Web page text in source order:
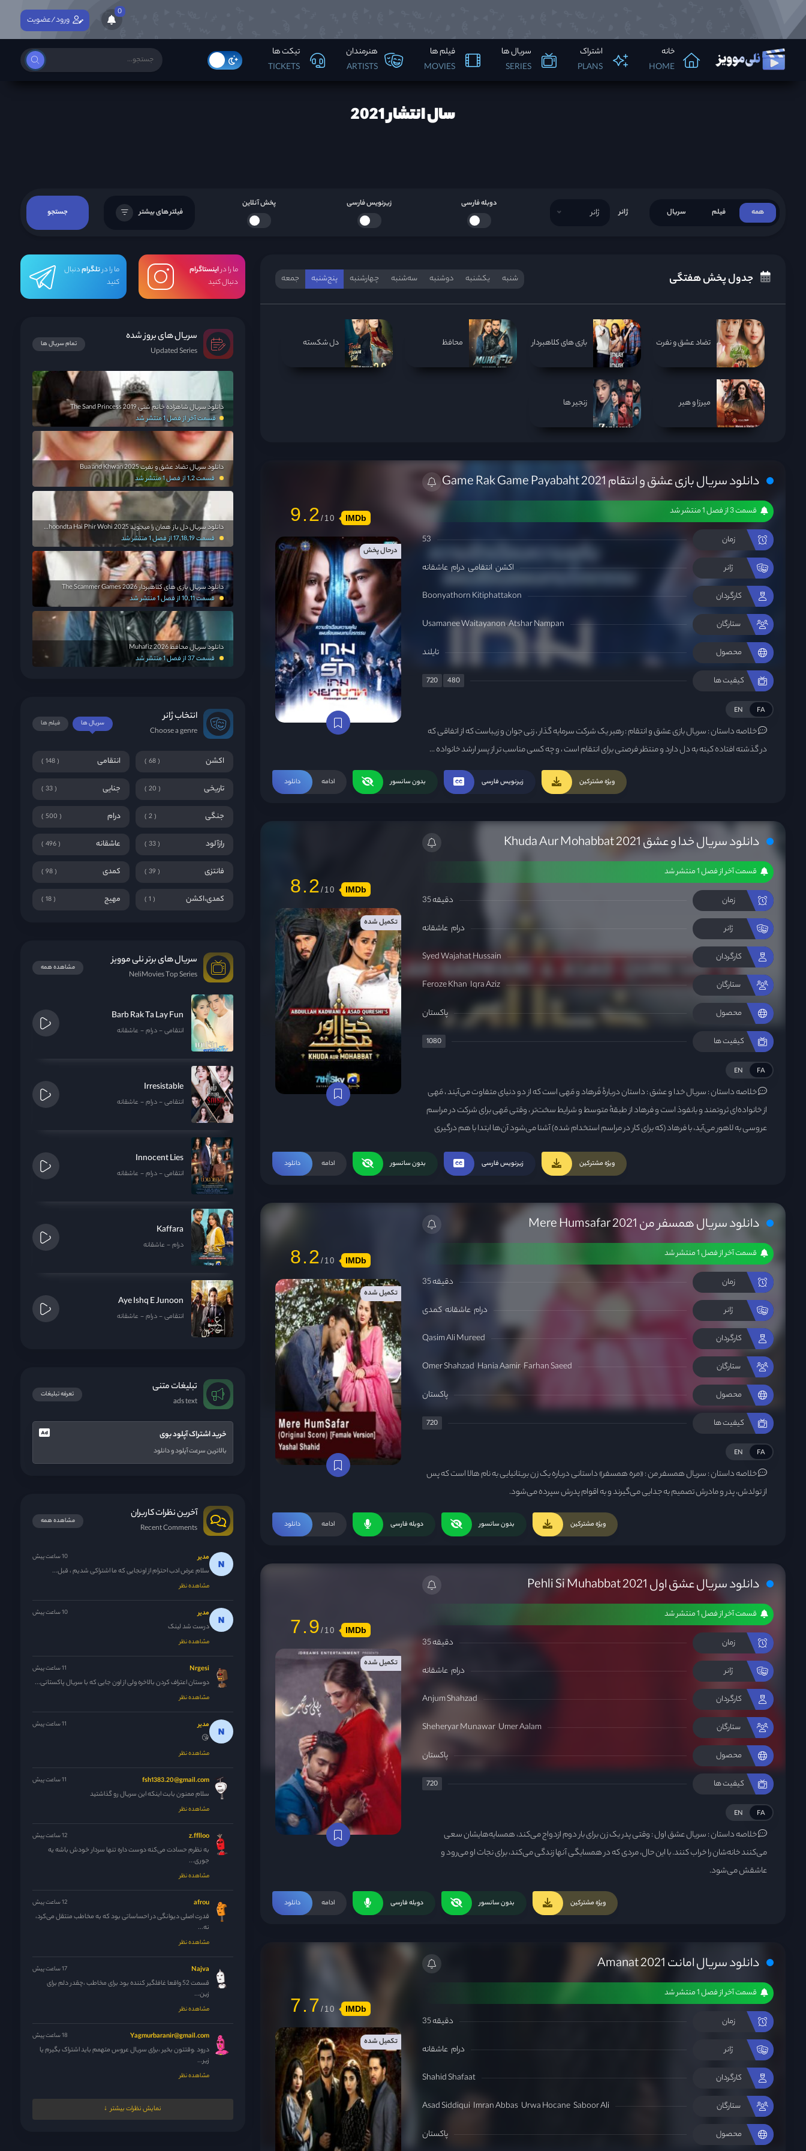
0
خانه
HOME
اشتراک
PLANS
سریال ها
SERIES
فیلم ها
MOVIES
هنرمندان
ARTISTS
تیکت ها
TICKETS
ورود/عضویت
سال انتشار 2021
همه فیلم سریال ژانر ژانر
دوبله فارسی زیرنویس فارسی پخش آنلاین
فیلتر های بیشتر جستجو
جدول پخش هفتگی شنبه یکشنبه دوشنبه سه‌‌شنبه چهارشنبه پنج‌شنبه جمعه
تضاد عشق و نفرت بازی های کلاهبردار محافظ دل شکسته
میرزا و هیر زنجیر ها
دانلود سریال بازی عشق و انتقام Game Rak Game Payabaht 2021
قسمت 3 از فصل 1 منتشر شد
زمان 53
ژانر اکشن انتقامی درام عاشقانه
کارگردان Boonyathorn Kitiphattakon
ستارگان Usamanee Waitayanon Atshar Nampan
محصول تایلند
کیفیت ها 720 480
FA
EN
خلاصه داستان :سریال بازی عشق و انتقام : رهبر یک شرکت سرمایه گذار ، زنی جوان و زیباست که از اتفاقی که
در گذشته افتاده کینه به دل دارد و منتظر فرصتی برای انتقام است ، و چه کسی مناسب تر از پسر ارشد خانواده ...
ادامه دانلود ویژه مشترکین زیرنویس فارسی بدون سانسور
9.2 IMDb
درحال پخش
دانلود سریال خدا و عشق Khuda Aur Mohabbat 2021
قسمت آخر از فصل 1 منتشر شد
زمان 35 دقیقه
ژانر درام عاشقانه
کارگردان Syed Wajahat Hussain
ستارگان Feroze Khan Iqra Aziz
محصول پاکستان
کیفیت ها 1080
FA
EN
خلاصه داستان :سریال خدا و عشق : داستان دربارهٔ فَرهاد و مَهی است که از دو دنیای متفاوت می‌آیند ، مَهی
از خانواده‌ای ثروتمند و بانفوذ است و فرهاد از طبقهٔ متوسط و شرایط سخت‌تر ، وقتی مَهی برای شرکت در مراسم
عروسی به لاهور می‌آید، با فرهاد (که برای کار در مراسم استخدام شده) آشنا می‌شود آن‌ها ابتدا با هم درگیری
او را تنها به عنوان دوست می‌بیند اما فرهاد برای نزدیک شدن به مَهی، راه‌ های دیگری انتخاب میکند که ...
ادامه دانلود ویژه مشترکین زیرنویس فارسی بدون سانسور
8.2 IMDb
تکمیل شده
دانلود سریال همسفر من Mere Humsafar 2021
قسمت آخر از فصل 1 منتشر شد
زمان 35 دقیقه
ژانر درام عاشقانه کمدی
کارگردان Qasim Ali Mureed
ستارگان Omer Shahzad Hania Aamir Farhan Saeed
محصول پاکستان
کیفیت ها 720
FA
EN
خلاصه داستان :سریال همسفر من : «مره همسفر» داستانی درباره یک زن بریتانیایی به نام هالا است که پس
از تولدش، پدر و مادرش تصمیم به جدایی می‌گیرند و به اقوام پدرش سپرده می‌شود.
ادامه دانلود ویژه مشترکین بدون سانسور دوبله فارسی
8.2 IMDb
تکمیل شده
دانلود سریال عشق اول Pehli Si Muhabbat 2021
قسمت آخر از فصل 1 منتشر شد
زمان 35 دقیقه
ژانر درام عاشقانه
کارگردان Anjum Shahzad
ستارگان Sheheryar Munawar Umer Aalam
محصول پاکستان
کیفیت ها 720
FA
EN
خلاصه داستان :سریال عشق اول : وقتی پدر یک زن برای بار دوم ازدواج می‌کند، همسایه‌هایشان سعی
می‌کنند خانه‌شان را خراب کنند. با این حال، مردی که در همسایگی آنها زندگی می‌کند، برای نجات او می‌رود و
عاشقش می‌شود.
ادامه دانلود ویژه مشترکین بدون سانسور دوبله فارسی
7.9 IMDb
تکمیل شده
دانلود سریال امانت Amanat 2021
قسمت آخر از فصل 1 منتشر شد
زمان 35 دقیقه
ژانر درام عاشقانه
کارگردان Shahid Shafaat
ستارگان Asad Siddiqui Imran Abbas Urwa Hocane Saboor Ali
محصول پاکستان
7.7 IMDb
تکمیل شده
ما را دراینستاگرام
دنبال کنید
ما را درتلگرامدنبال
کنید
سریال های بروز شده
Updated Series
تمام سریال ها
دانلود سریال شاهزاده خانم شنی The Sand Princess 2019
قسمت آخر از فصل 1 منتشر شد
دانلود سریال تضاد عشق و نفرت Bua and Khwan 2025
قسمت 1,2 از فصل 1 منتشر شد
دانلود سریال دل باز همان را میجوید Dil Dhoondta Hai Phir Wohi 2025
قسمت 17,18,19 از فصل 1 منتشر شد
دانلود سریال بازی های کلاهبردار The Scammer Games 2026
قسمت 10,11 از فصل 1 منتشر شد
دانلود سریال محافظ Muhafiz 2026
قسمت 37 از فصل 1 منتشر شد
انتخاب ژانر
Choose a genre
فیلم ها سریال ها
اکشن 68 انتقامی 148
تاریخی 20 جنایی 33
جنگی 2 درام 500
رازآلود 33 عاشقانه 496
فانتزی 39 کمدی 98
کمدی،اکشن 1 مهیج 18
سریال های برتر نلی موویز
NeliMovies Top Series
مشاهده همه
Barb Rak Ta Lay Fun
انتقامی درام عاشقانه
Irresistable
انتقامی درام عاشقانه
Innocent Lies
انتقامی درام عاشقانه
Kaffara
درام عاشقانه
Aye Ishq E Junoon
انتقامی درام عاشقانه
تبلیغات متنی
ads text
تعرفه تبلیغات
خرید اشتراک آپلود بوی
بالاترین سرعت آپلود و دانلود
آخرین نظرات کاربران
Recent Comments
مشاهده همه
مدیر 10 ساعت پیش
سلام عرض ادب احترام از اونجایی که ما اشتراکی شدیم ، قبل...
مشاهده نظر
مدیر 10 ساعت پیش
درست شد لینک
مشاهده نظر
Nrgesi 11 ساعت پیش
دوستان اعتراف کردن بالاخره ولی از اون جایی که با سریال پاکستانی...
مشاهده نظر
مدیر 11 ساعت پیش
😘
مشاهده نظر
fsh1383.20@gmail.com 11 ساعت پیش
سلام ممنون بابت اینکه این سریال رو گذاشتید
مشاهده نظر
z.fflloo 12 ساعت پیش
به نظرم حسادت می‌کنه دوست داره تنها سردار خودش باشه یه
جوری...
مشاهده نظر
afrou 12 ساعت پیش
قدرت اصلی دیوانگی در احساساتی بود که به مخاطب منتقل می‌کرد،
نه...
مشاهده نظر
Najva 17 ساعت پیش
قسمت 52 واقعا غافلگیر کننده بود برای مخاطب ،چقدر دلم برای
زین...
مشاهده نظر
Yagmurbaranir@gmail.com 18 ساعت پیش
درود .وقتتون بخیر ،برای سریال عروس متهمم باید اشتراک بگیرم یا
زیر...
مشاهده نظر
فدای خودت و مادرت
نمایش نظرات بیشتر